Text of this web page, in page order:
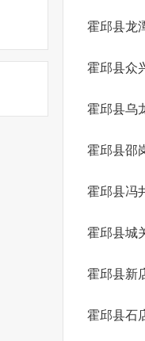
霍邱县龙
霍邱县众
霍邱县乌
霍邱县邵
霍邱县冯
霍邱县城
霍邱县新
霍邱县石